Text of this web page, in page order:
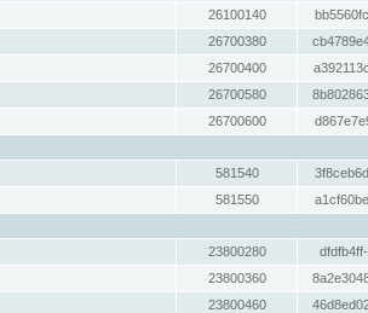
26100140
26700380
26700400
26700580
26700600
581540
581550
23800280
23800360
23800460